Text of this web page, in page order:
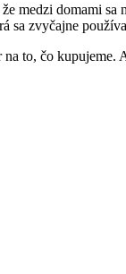
medzi domami sa
zvyčajne
to, čo kupujeme.